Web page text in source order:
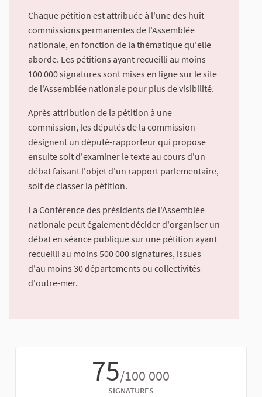
Chaque pétition est attribuée à l'une des huit
commissions permanentes de l'Assemblée
nationale, en fonction de la thématique qu'elle
aborde. Les pétitions ayant recueilli au moins
100 000 signatures sont mises en ligne sur le site
de l'Assemblée nationale pour plus de visibilité.
Après attribution de la pétition à une
commission, les députés de la commission
désignent un député-rapporteur qui propose
ensuite soit d'examiner le texte au cours d'un
débat faisant l'objet d'un rapport parlementaire,
soit de classer la pétition.
La Conférence des présidents de l'Assemblée
nationale peut également décider d'organiser un
débat en séance publique sur une pétition ayant
recueilli au moins 500 000 signatures, issues
d'au moins 30 départements ou collectivités
d'outre-mer.
75/100 000
SIGNATURES